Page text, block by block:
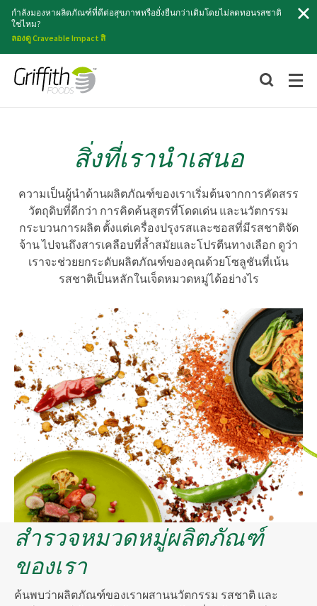
กำลังมองหาผลิตภัณฑ์ที่ดีต่อสุขภาพหรือยั่งยืนกว่าเดิมโดยไม่ลดทอนรสชาติ
ใช่ไหม?
ลองดู Craveable Impact สิ
สิ่งที่เรานำเสนอ
ความเป็นผู้นำด้านผลิตภัณฑ์ของเราเริ่มต้นจากการคัดสรร
วัตถุดิบที่ดีกว่า การคิดค้นสูตรที่โดดเด่น และนวัตกรรม
กระบวนการผลิต ตั้งแต่เครื่องปรุงรสและซอสที่มีรสชาติจัด
จ้าน ไปจนถึงสารเคลือบที่ล้ำสมัยและโปรตีนทางเลือก ดูว่า
เราจะช่วยยกระดับผลิตภัณฑ์ของคุณด้วยโซลูชันที่เน้น
รสชาติเป็นหลักในเจ็ดหมวดหมู่ได้อย่างไร
สำรวจหมวดหมู่ผลิตภัณฑ์
ของเรา
ค้นพบว่าผลิตภัณฑ์ของเราผสานนวัตกรรม รสชาติ และ